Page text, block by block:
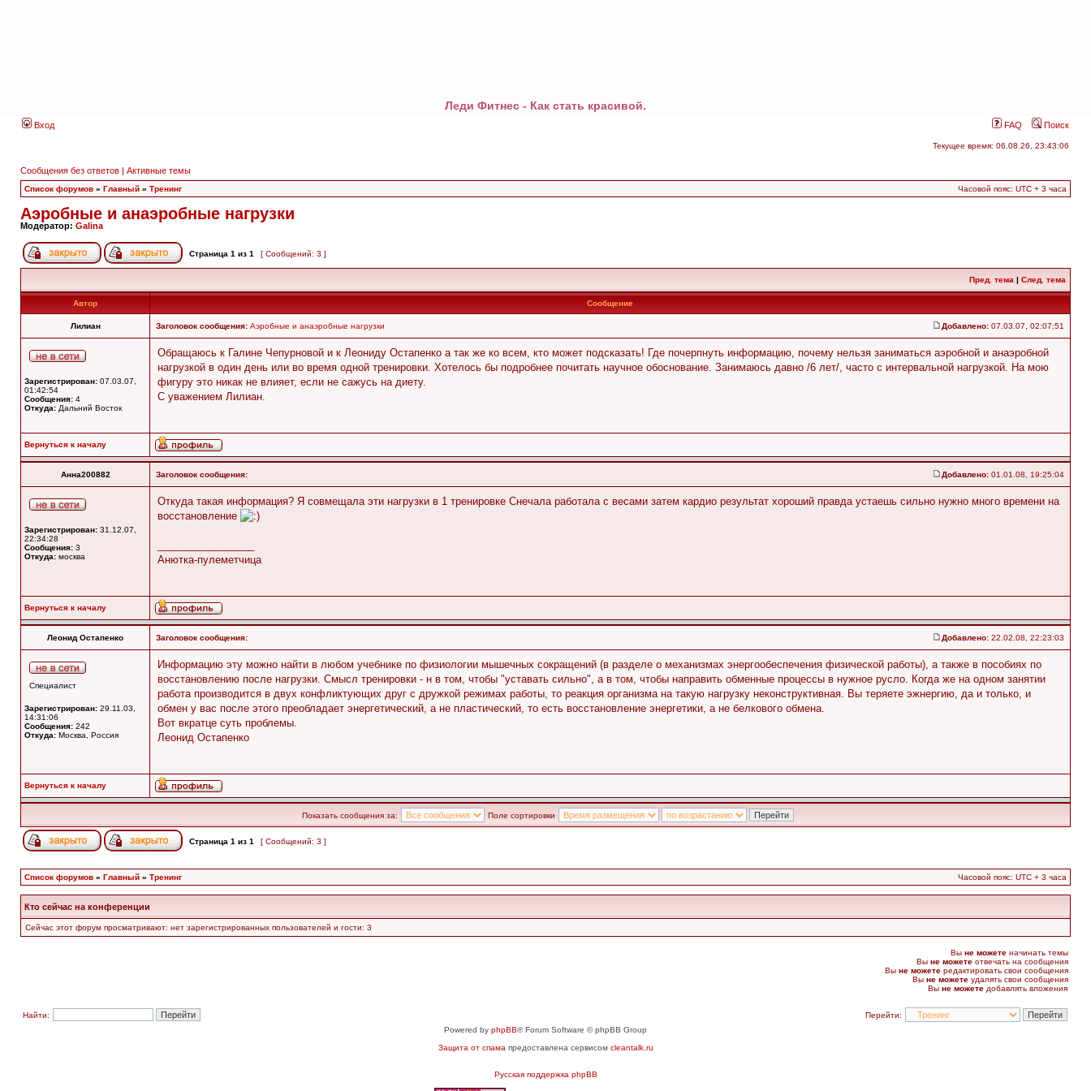
Леди Фитнес - Как стать красивой.
Вход FAQ Поиск
Текущее время: 06.08.26, 23:43:06
Сообщения без ответов | Активные темы
Список форумов » Главный » Тренинг Часовой пояс: UTC + 3 часа
Аэробные и анаэробные нагрузки
Модератор: Galina
Страница 1 из 1 [ Сообщений: 3 ]
Пред. тема | След. тема
Автор Сообщение
Лилиан Заголовок сообщения: Аэробные и анаэробные нагрузки Добавлено: 07.03.07, 02:07:51
Зарегистрирован: 07.03.07,
01:42:54
Сообщения: 4
Откуда: Дальний Восток
Обращаюсь к Галине Чепурновой и к Леониду Остапенко а так же ко всем, кто может подсказать! Где почерпнуть информацию, почему нельзя заниматься аэробной и анаэробной
нагрузкой в один день или во время одной тренировки. Хотелось бы подробнее почитать научное обоснование. Занимаюсь давно /6 лет/, часто с интервальной нагрузкой. На мою
фигуру это никак не влияет, если не сажусь на диету.
С уважением Лилиан.
Вернуться к началу
Анна200882 Заголовок сообщения: Добавлено: 01.01.08, 19:25:04
Зарегистрирован: 31.12.07,
22:34:28
Сообщения: 3
Откуда: москва
Откуда такая информация? Я совмещала эти нагрузки в 1 тренировке Снечала работала с весами затем кардио результат хороший правда устаешь сильно нужно много времени на
восстановление
Анютка-пулеметчица
Вернуться к началу
Леонид Остапенко Заголовок сообщения: Добавлено: 22.02.08, 22:23:03
Специалист
Зарегистрирован: 29.11.03,
14:31:06
Сообщения: 242
Откуда: Москва, Россия
Информацию эту можно найти в любом учебнике по физиологии мышечных сокращений (в разделе о механизмах энергообеспечения физической работы), а также в пособиях по
восстановлению после нагрузки. Смысл тренировки - н в том, чтобы "уставать сильно", а в том, чтобы направить обменные процессы в нужное русло. Когда же на одном занятии
работа производится в двух конфликтующих друг с дружкой режимах работы, то реакция организма на такую нагрузку неконструктивная. Вы теряете эжнергию, да и только, и
обмен у вас после этого преобладает энергетический, а не пластический, то есть восстановление энергетики, а не белкового обмена.
Вот вкратце суть проблемы.
Леонид Остапенко
Вернуться к началу
Показать сообщения за: Поле сортировки
Страница 1 из 1 [ Сообщений: 3 ]
Список форумов » Главный » Тренинг Часовой пояс: UTC + 3 часа
Кто сейчас на конференции
Сейчас этот форум просматривают: нет зарегистрированных пользователей и гости: 3
Вы не можете начинать темы
Вы не можете отвечать на сообщения
Вы не можете редактировать свои сообщения
Вы не можете удалять свои сообщения
Вы не можете добавлять вложения
Найти:
Перейти:
Powered by phpBB® Forum Software © phpBB Group
Защита от спама предоставлена сервисом cleantalk.ru
Русская поддержка phpBB